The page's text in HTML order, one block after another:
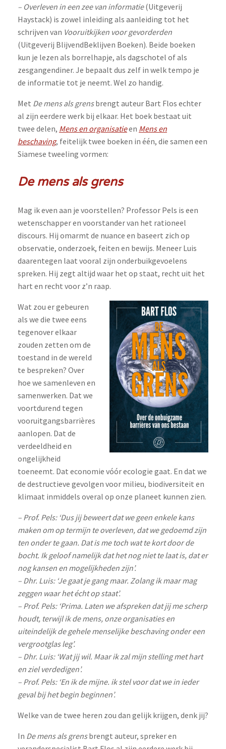
– Overleven in een zee van informatie(Uitgeverij
Haystack) is zowel inleiding als aanleiding tot het
schrijven van Vooruitkijken voor gevorderden
(Uitgeverij BlijvendBeklijven Boeken). Beide boeken
kun je lezen als borrelhapje, als dagschotel of als
zesgangendiner. Je bepaalt dus zelf in welk tempo je
de informatie tot je neemt. Wel zo handig.
Met De mens als grensbrengt auteur Bart Flos echter
al zijn eerdere werk bij elkaar. Het boek bestaat uit
twee delen, Mens en organisatieen Mens en
beschaving, feitelijk twee boeken in één, die samen een
Siamese tweeling vormen:
De mens als grens
Mag ik even aan je voorstellen? Professor Pels is een
wetenschapper en voorstander van het rationeel
discours. Hij omarmt de nuance en baseert zich op
observatie, onderzoek, feiten en bewijs. Meneer Luis
daarentegen laat vooral zijn onderbuikgevoelens
spreken. Hij zegt altijd waar het op staat, recht uit het
hart en recht voor z’n raap.
Wat zou er gebeuren
als we die twee eens
tegenover elkaar
zouden zetten om de
toestand in de wereld
te bespreken? Over
hoe we samenleven en
samenwerken. Dat we
voortdurend tegen
vooruitgangsbarrières
aanlopen. Dat de
verdeeldheid en
ongelijkheid
toeneemt. Dat economie vóór ecologie gaat. En dat we
de destructieve gevolgen voor milieu, biodiversiteit en
klimaat inmiddels overal op onze planeet kunnen zien.
– Prof. Pels: ‘Dus jij beweert dat we geen enkele kans
maken om op termijn te overleven, dat we gedoemd zijn
ten onder te gaan. Dat is me toch wat te kort door de
bocht. Ik geloof namelijk dat het nog niet te laat is, dat er
nog kansen en mogelijkheden zijn’.
– Dhr. Luis: ‘Je gaat je gang maar. Zolang ik maar mag
zeggen waar het écht op staat’.
– Prof. Pels: ‘Prima. Laten we afspreken dat jij me scherp
houdt, terwijl ik de mens, onze organisaties en
uiteindelijk de gehele menselijke beschaving onder een
vergrootglas leg’.
– Dhr. Luis: ‘Wat jij wil. Maar ik zal mijn stelling met hart
en ziel verdedigen’.
– Prof. Pels: ‘En ik de mijne. ik stel voor dat we in ieder
geval bij het begin beginnen’.
Welke van de twee heren zou dan gelijk krijgen, denk jij?
In De mens als grensbrengt auteur, spreker en